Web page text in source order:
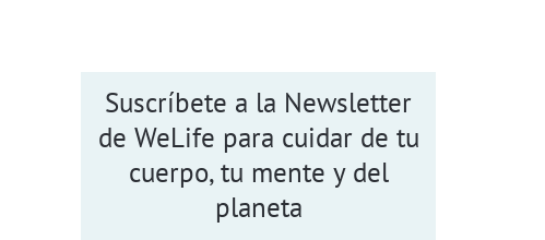
Suscríbete a la Newsletter
de WeLife para cuidar de tu
cuerpo, tu mente y del
planeta